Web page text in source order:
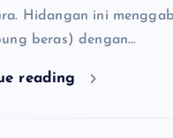
Hidangan ini
beras) dengan…
reading